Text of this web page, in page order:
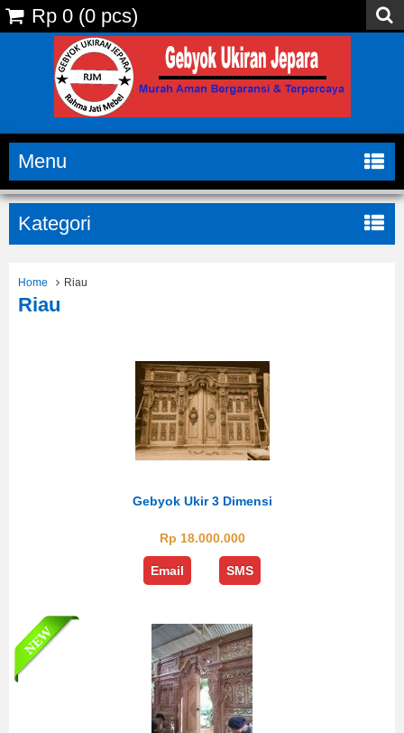
Rp 0 (0 pcs)
Menu
Kategori
Home Riau
Riau
Gebyok Ukir 3 Dimensi
Rp 18.000.000
Email SMS